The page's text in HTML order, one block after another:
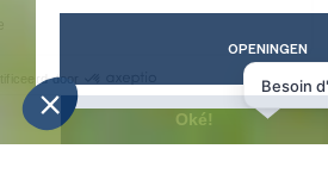
OPENINGEN
Besoin